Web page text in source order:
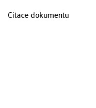
Citace dokumentu